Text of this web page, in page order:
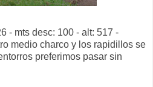
- mts desc: 100 - alt: 517 -
medio charco y los rapidillos se
preferimos pasar sin